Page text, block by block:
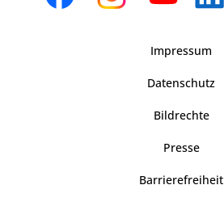
Impressum
Datenschutz
Bildrechte
Presse
Barrierefreiheit